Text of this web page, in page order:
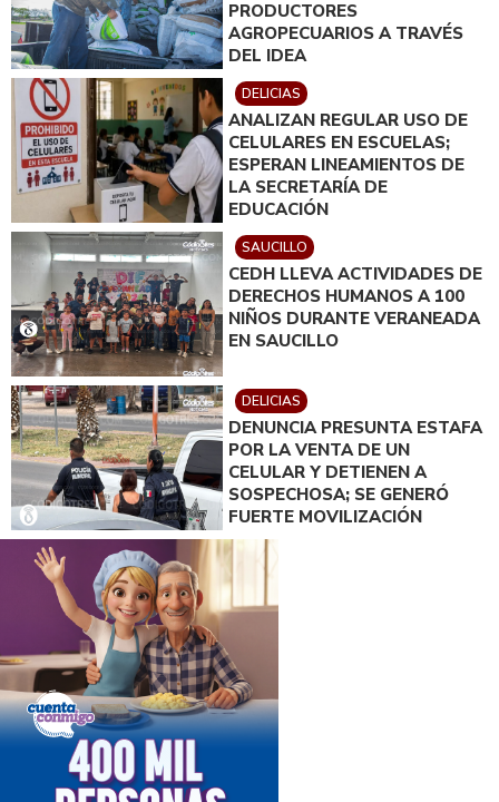
PRODUCTORES
AGROPECUARIOS A TRAVÉS
DEL IDEA
DELICIAS
ANALIZAN REGULAR USO DE
CELULARES EN ESCUELAS;
ESPERAN LINEAMIENTOS DE
LA SECRETARÍA DE
EDUCACIÓN
SAUCILLO
CEDH LLEVA ACTIVIDADES DE
DERECHOS HUMANOS A 100
NIÑOS DURANTE VERANEADA
EN SAUCILLO
DELICIAS
DENUNCIA PRESUNTA ESTAFA
POR LA VENTA DE UN
CELULAR Y DETIENEN A
SOSPECHOSA; SE GENERÓ
FUERTE MOVILIZACIÓN